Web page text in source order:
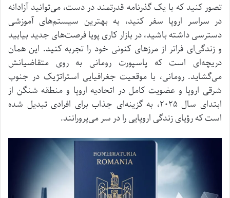
تصور کنید که با یک گذرنامه قدرتمند در دست، می‌توانید آزادانه
در سراسر اروپا سفر کنید، به بهترین سیستم‌های آموزشی
دسترسی داشته باشید، در بازار کاری پویا فرصت‌های جدید بیابید
و زندگی‌ای فراتر از مرزهای کنونی خود را تجربه کنید. این همان
دریچه‌ای است که پاسپورت رومانی به روی متقاضیانش
می‌گشاید. رومانی، با موقعیت جغرافیایی استراتژیک در جنوب
شرقی اروپا و عضویت کامل در اتحادیه اروپا و منطقه شنگن از
ابتدای سال ۲۰۲۵، به گزینه‌ای جذاب برای افرادی تبدیل شده
است که رؤیای زندگی اروپایی را در سر می‌پرورانند.